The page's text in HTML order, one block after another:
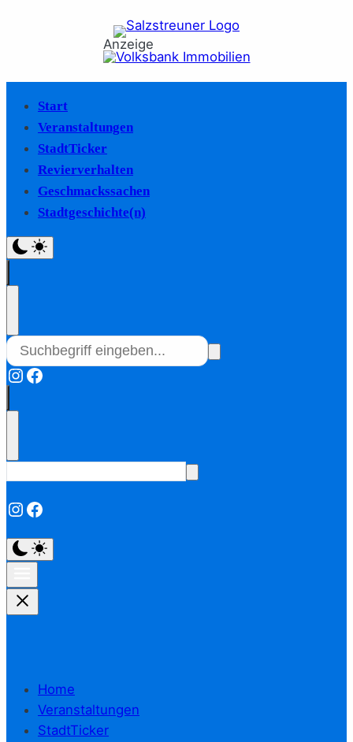
Anzeige
Start
Veranstaltungen
StadtTicker
Revierverhalten
Geschmackssachen
Stadtgeschichte(n)
Instagram
Facebook
Instagram
Facebook
Home
Veranstaltungen
StadtTicker